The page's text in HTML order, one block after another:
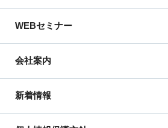
WEBセミナー
会社案内
新着情報